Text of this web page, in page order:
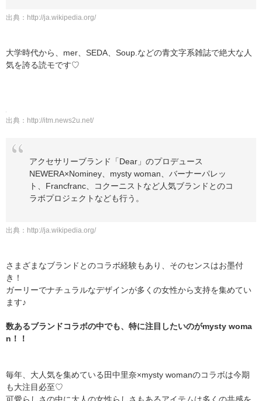
出典： http://ja.wikipedia.org/
大学時代から、mer、SEDA、Soup.などの青文字系雑誌で絶大な人
気を誇る読モです♡
出典： http://itm.news2u.net/
アクセサリーブランド「Dear」のプロデュース
NEWERA×Nominey、mysty woman、バーナーパレッ
ト、Francfranc、コクーニストなど人気ブランドとのコ
ラボプロジェクトなども行う。
出典： http://ja.wikipedia.org/
さまざまなブランドとのコラボ経験もあり、そのセンスはお墨付
き！
ガーリーでナチュラルなデザインが多くの女性から支持を集めてい
ます♪
数あるブランドコラボの中でも、特に注目したいのがmysty woma
n！！
毎年、大人気を集めている田中里奈×mysty womanのコラボは今期
も大注目必至♡